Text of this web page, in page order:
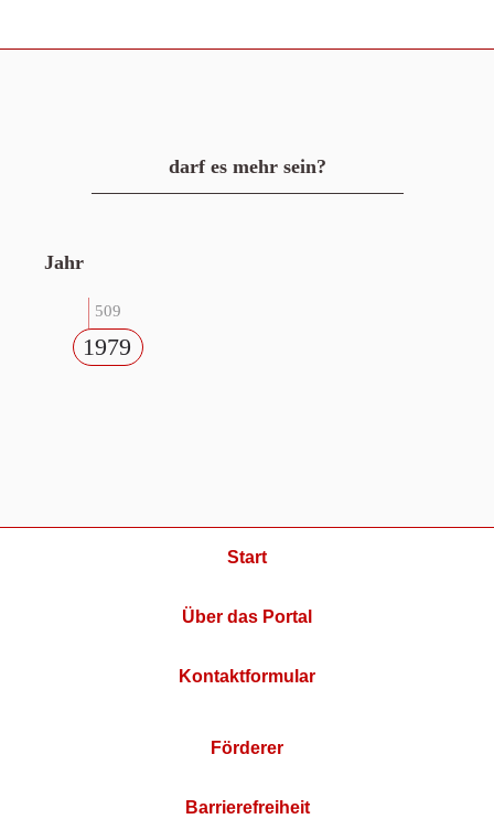
darf es mehr sein?
Jahr
509
1979
Start
Über das Portal
Kontaktformular
Förderer
Barrierefreiheit